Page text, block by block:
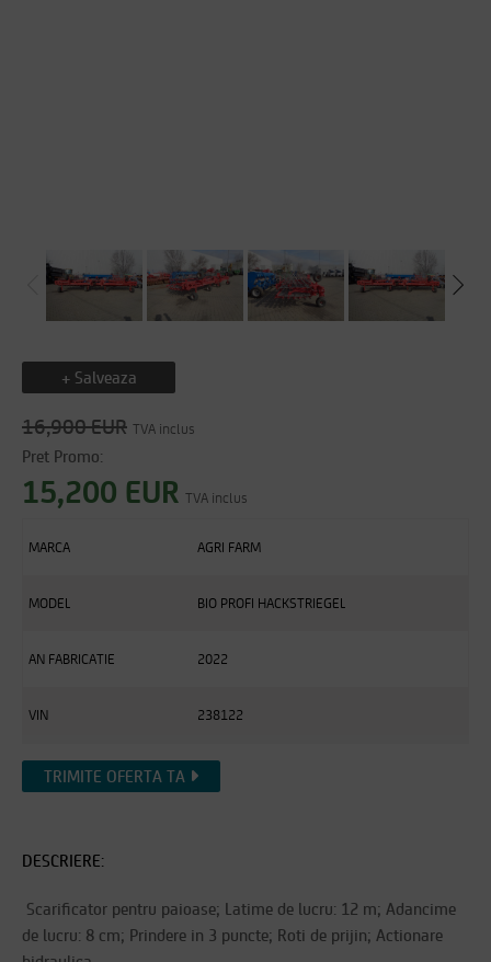
+ Salveaza
16,900 EUR TVA inclus
Pret Promo:
15,200 EUR TVA inclus
MARCA AGRI FARM
MODEL BIO PROFI HACKSTRIEGEL
AN FABRICATIE 2022
VIN 238122
TRIMITE OFERTA TA
DESCRIERE:
Scarificator pentru paioase; Latime de lucru: 12 m; Adancime
de lucru: 8 cm; Prindere in 3 puncte; Roti de prijin; Actionare